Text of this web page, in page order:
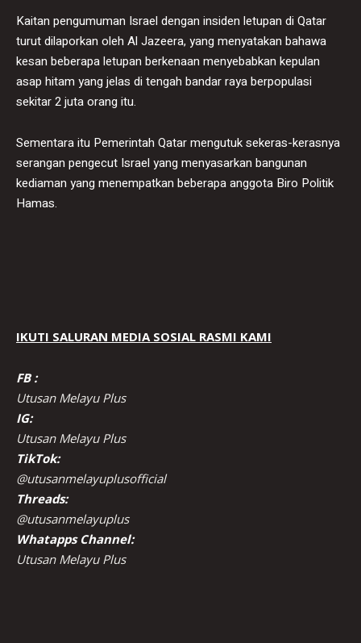
Kaitan pengumuman Israel dengan insiden letupan di Qatar
turut dilaporkan oleh Al Jazeera, yang menyatakan bahawa
kesan beberapa letupan berkenaan menyebabkan kepulan
asap hitam yang jelas di tengah bandar raya berpopulasi
sekitar 2 juta orang itu.
Sementara itu Pemerintah Qatar mengutuk sekeras-kerasnya
serangan pengecut Israel yang menyasarkan bangunan
kediaman yang menempatkan beberapa anggota Biro Politik
Hamas.
IKUTI SALURAN MEDIA SOSIAL RASMI KAMI
FB :
Utusan Melayu Plus
IG:
Utusan Melayu Plus
TikTok:
@utusanmelayuplusofficial
Threads:
@utusanmelayuplus
Whatapps Channel:
Utusan Melayu Plus